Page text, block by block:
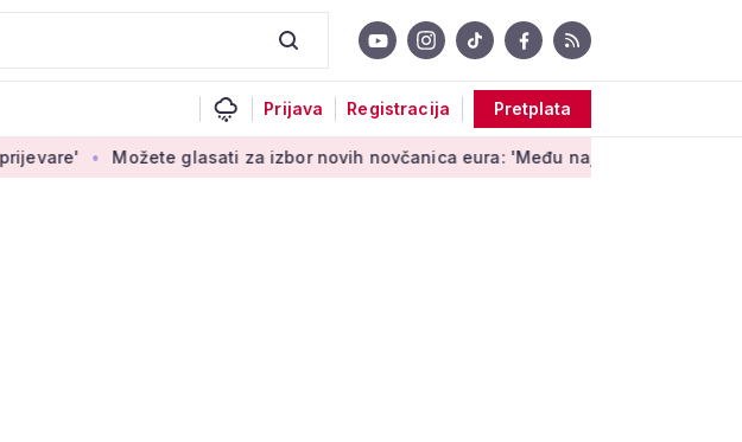
Prijava Registracija Pretplata
Možete glasati za izbor novih novčanica eura: 'Među najopipljivijim su izrazima